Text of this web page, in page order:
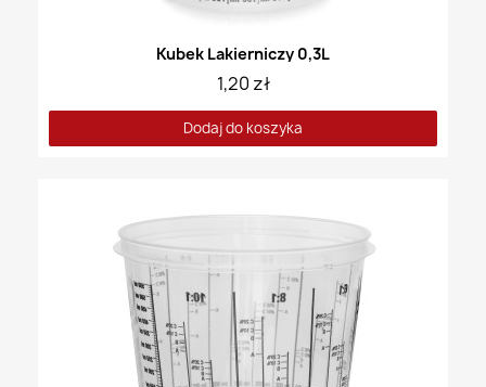
Kubek Lakierniczy 0,3L
1,20 zł
Dodaj do koszyka